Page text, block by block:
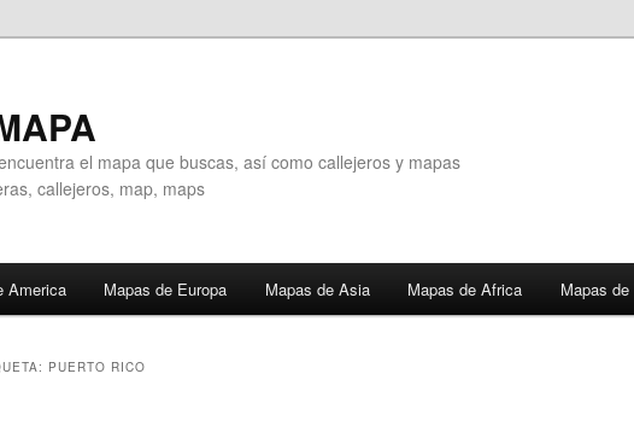
el mapa que buscas, así como callejeros y mapas
callejeros, map, maps
America Mapas de Europa Mapas de Asia Mapas de Africa Mapas
PUERTO RICO